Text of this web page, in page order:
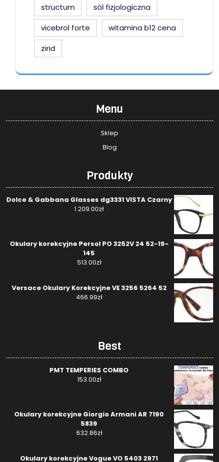
structum
sól fizjologiczna
vicebrol forte
witamina b12 cena
zirid
Menu
Sklep
Blog
Produkty
Dolce & Gabbana Glasses dg3331 VISTA Czarny
1 209.00zł
Okulary korekcyjne Persol PO 3252V 24 52-19-
145
513.00zł
Versace Okulary Korekcyjne VE 3256 5264 52
466.99zł
Best
PMT TEMPERIES COMBO
153.00zł
Okulary korekcyjne Giorgio Armani AR 7190
5839
632.86zł
Okulary korekcyjne Vogue VO 5403 2971